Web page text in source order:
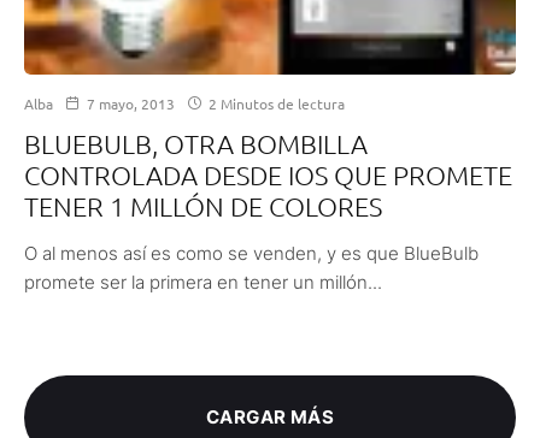
Alba 7 mayo, 2013 2 Minutos de lectura
BLUEBULB, OTRA BOMBILLA
CONTROLADA DESDE IOS QUE PROMETE
TENER 1 MILLÓN DE COLORES
O al menos así es como se venden, y es que BlueBulb
promete ser la primera en tener un millón...
CARGAR MÁS